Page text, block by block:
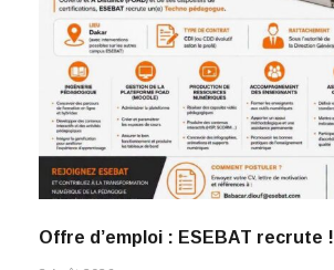
Offre d’emploi : ESEBAT recrute !